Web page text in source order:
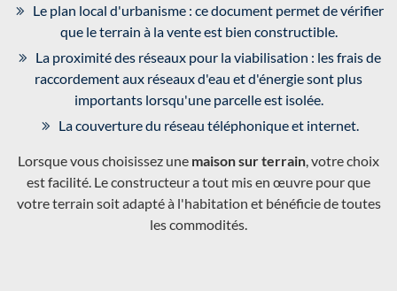
Le plan local d'urbanisme : ce document permet de vérifier
que le terrain à la vente est bien constructible.
La proximité des réseaux pour la viabilisation : les frais de
raccordement aux réseaux d'eau et d'énergie sont plus
importants lorsqu'une parcelle est isolée.
La couverture du réseau téléphonique et internet.
Lorsque vous choisissez une maison sur terrain , votre choix
est facilité. Le constructeur a tout mis en œuvre pour que
votre terrain soit adapté à l'habitation et bénéficie de toutes
les commodités.